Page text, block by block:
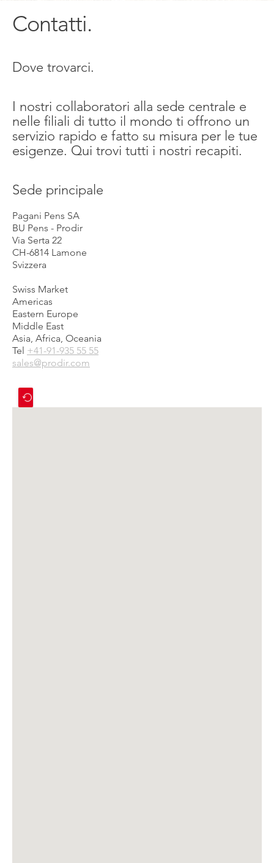
Contatti.
Dove trovarci.
I nostri collaboratori alla sede centrale e
nelle filiali di tutto il mondo ti offrono un
servizio rapido e fatto su misura per le tue
esigenze. Qui trovi tutti i nostri recapiti.
Sede principale
Pagani Pens SA
BU Pens - Prodir
Via Serta 22
CH-6814 Lamone
Svizzera
Swiss Market
Americas
Eastern Europe
Middle East
Asia, Africa, Oceania
Tel +41-91-935 55 55
sales@prodir.com